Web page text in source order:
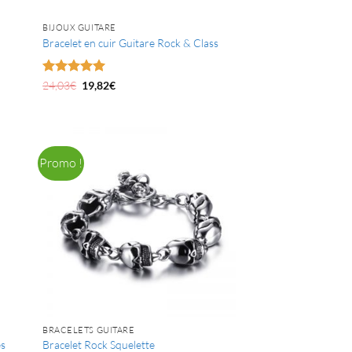
BIJOUX GUITARE
Bracelet en cuir Guitare Rock & Class
Note5 sur
24,03€ Le
prix
19,82€Le
Promo !
BRACELETS GUITARE
Bracelet Rock Squelette